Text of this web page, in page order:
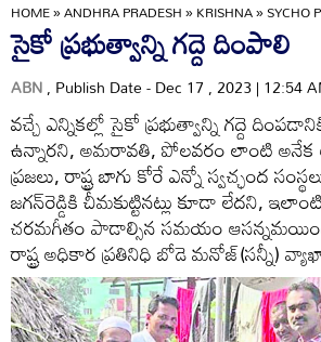
HOME»ANDHRA PRADESH»KRISHNA»SYCHO
సైకో ప్రభుత్వాన్ని గద్దె దింపాలి
ABN, Publish Date - Dec 17 , 2023 | 12:54
వచ్చే ఎన్నికల్లో సైకో ప్రభుత్వాన్ని గద్దె
ఉన్నారని, అమరావతి, పోలవరం లాంటి అనేక
ప్రజలు, రాష్ట్ర బాగు కోరే ఎన్నో స్వచ్ఛంద
జగన్‌రెడ్డికి చీమకుట్టినట్లు కూడా లేదని,
చరమగీతం పాడాల్సిన సమయం
రాష్ట్ర అధికార ప్రతినిధి బోడె మనోజ్‌(సన్నీ)